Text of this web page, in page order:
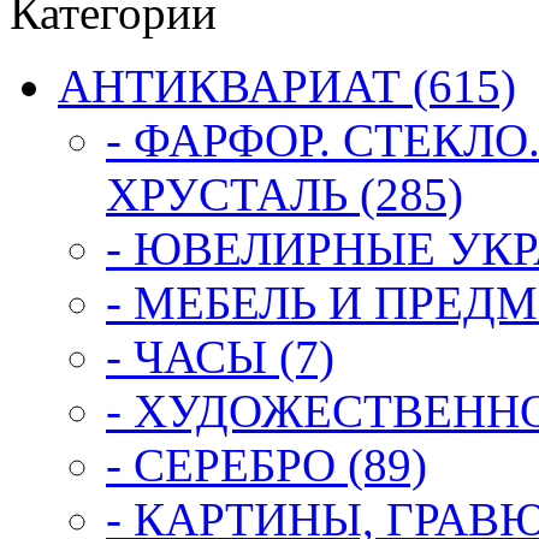
Категории
АНТИКВАРИАТ (615)
- ФАРФОР.
ХРУСТАЛЬ (285)
- ЮВЕЛИРНЫЕ
- МЕБЕЛЬ И
- ЧАСЫ (7)
-
- СЕРЕБРО (89)
- КАРТИНЫ,